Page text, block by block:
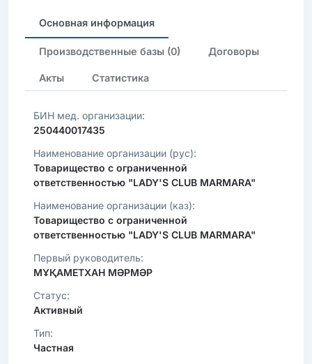
Основная информация
Производственные базы (0) Договоры
Акты Статистика
БИН мед. организации:
250440017435
Наименование организации (рус):
Товарищество с ограниченной
ответственностью "LADY'S CLUB MARMARA"
Наименование организации (каз):
Товарищество с ограниченной
ответственностью "LADY'S CLUB MARMARA"
Первый руководитель:
МҰҚАМЕТХАН МӘРМӘР
Статус:
Активный
Тип:
Частная